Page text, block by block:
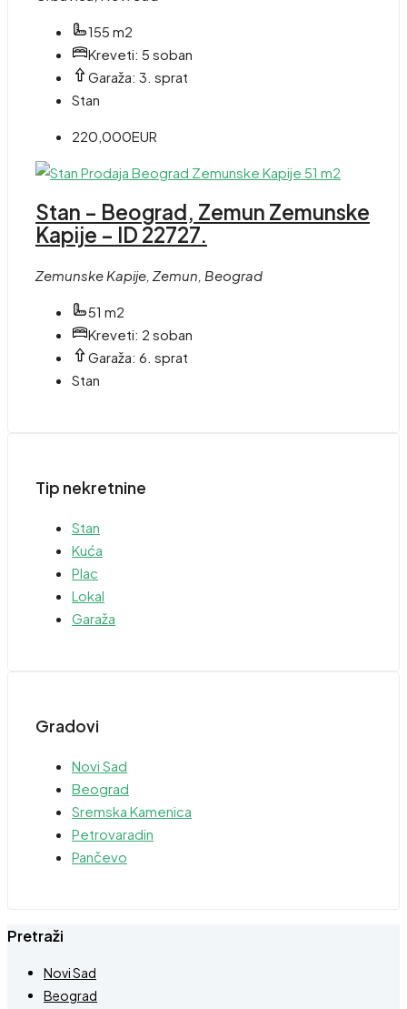
155 m2
Kreveti: 5 soban
Garaža: 3. sprat
Stan
220,000EUR
Stan – Beograd, Zemun Zemunske
Kapije – ID 22727.
Zemunske Kapije, Zemun, Beograd
51 m2
Kreveti: 2 soban
Garaža: 6. sprat
Stan
Tip nekretnine
Stan
Kuća
Plac
Lokal
Garaža
Gradovi
Novi Sad
Beograd
Sremska Kamenica
Petrovaradin
Pančevo
Pretraži
Novi Sad
Beograd